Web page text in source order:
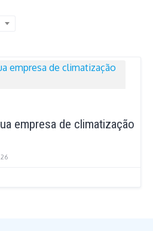
empresa de climatização